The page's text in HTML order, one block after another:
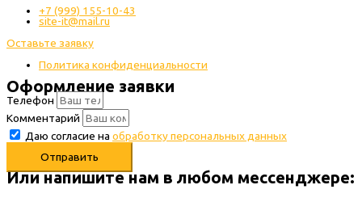
+7 (999) 155-10-43
site-it@mail.ru
Оставьте заявку
Политика конфиденциальности
Оформление заявки
Телефон
Комментарий
Даю согласие на обработку персональных данных
Отправить
Или напишите нам в любом месcенджере: